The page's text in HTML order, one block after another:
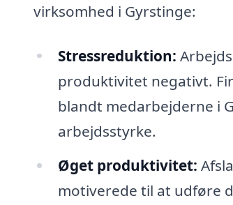
virksomhed i Gyrstinge:
Stressreduktion:
produktivitet negativt.
blandt medarbejderne i
arbejdsstyrke.
Øget produktivitet:
motiverede til at udføre